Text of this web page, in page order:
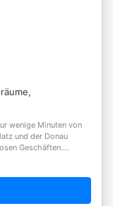
wenige Minuten von
und der Donau
Geschäften....